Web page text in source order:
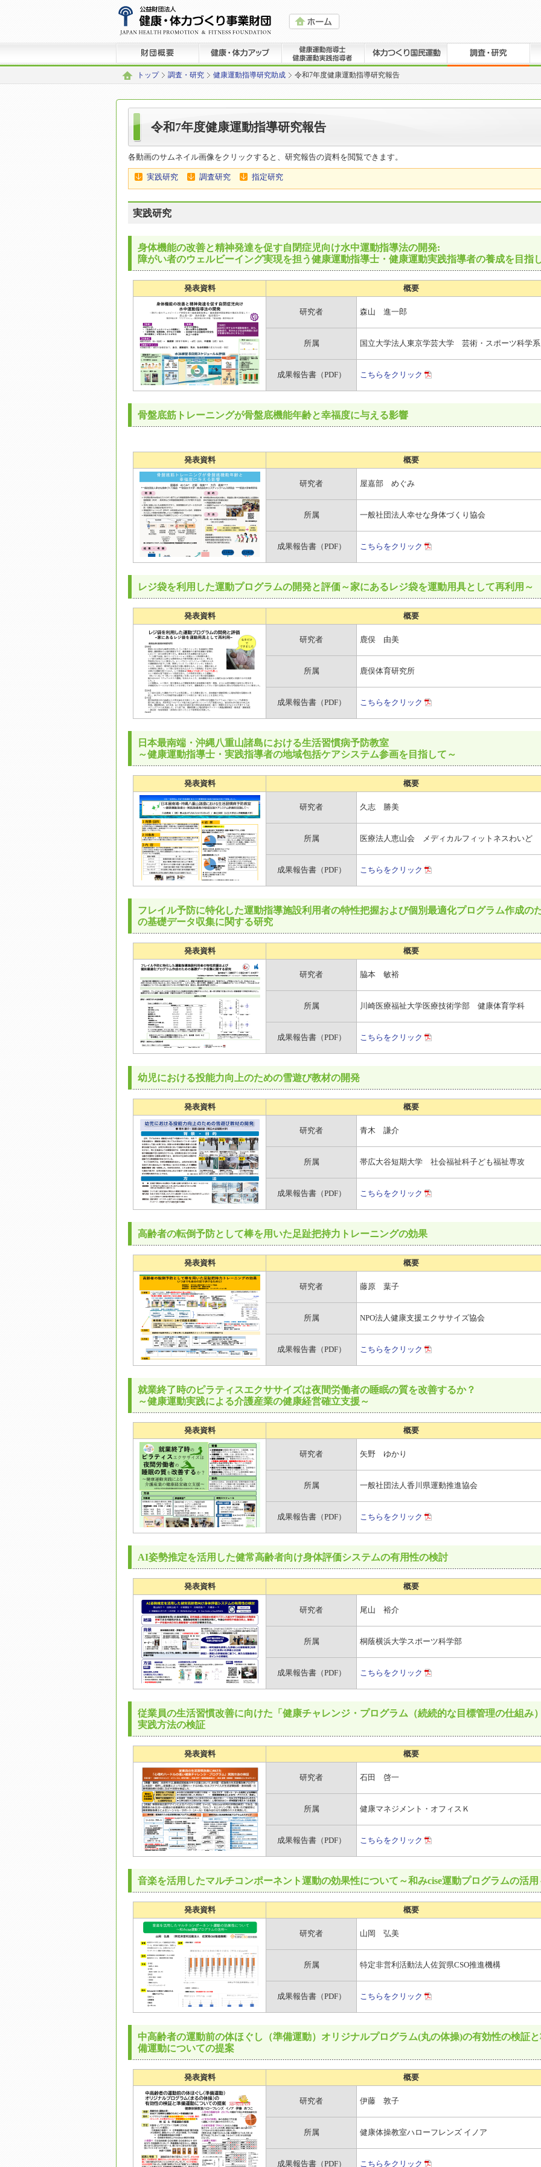
トップ 調査・研究 健康運動指導研究助成 令和7年度健康運動指導研究報告
令和7年度健康運動指導研究報告
各動画のサムネイル画像をクリックすると、研究報告の資料を閲覧できます。
実践研究 調査研究 指定研究
実践研究
身体機能の改善と精神発達を促す自閉症児向け水中運動指導法の開発:
障がい者のウェルビーイング実現を担う健康運動指導士・健康運動実践指導者の養成を目指
発表資料 概要
研究者 森山 進一郎
所属 国立大学法人東京学芸大学 芸術・スポーツ科学系
成果報告書（PDF） こちらをクリック
骨盤底筋トレーニングが骨盤底機能年齢と幸福度に与える影響
発表資料 概要
研究者 屋嘉部 めぐみ
所属 一般社団法人幸せな身体づくり協会
成果報告書（PDF） こちらをクリック
レジ袋を利用した運動プログラムの開発と評価～家にあるレジ袋を運動用具として再利用～
発表資料 概要
研究者 鹿俣 由美
所属 鹿俣体育研究所
成果報告書（PDF） こちらをクリック
日本最南端・沖縄八重山諸島における生活習慣病予防教室
～健康運動指導士・実践指導者の地域包括ケアシステム参画を目指して～
発表資料 概要
研究者 久志 勝美
所属 医療法人恵山会 メディカルフィットネスわいど
成果報告書（PDF） こちらをクリック
フレイル予防に特化した運動指導施設利用者の特性把握および個別最適化プログラム作成の
の基礎データ収集に関する研究
発表資料 概要
研究者 脇本 敏裕
所属 川崎医療福祉大学医療技術学部 健康体育学科
成果報告書（PDF） こちらをクリック
幼児における投能力向上のための雪遊び教材の開発
発表資料 概要
研究者 青木 謙介
所属 帯広大谷短期大学 社会福祉科子ども福祉専攻
成果報告書（PDF） こちらをクリック
高齢者の転倒予防として棒を用いた足趾把持力トレーニングの効果
発表資料 概要
研究者 藤原 葉子
所属 NPO法人健康支援エクササイズ協会
成果報告書（PDF） こちらをクリック
就業終了時のピラティスエクササイズは夜間労働者の睡眠の質を改善するか？
～健康運動実践による介護産業の健康経営確立支援～
発表資料 概要
研究者 矢野 ゆかり
所属 一般社団法人香川県運動推進協会
成果報告書（PDF） こちらをクリック
AI姿勢推定を活用した健常高齢者向け身体評価システムの有用性の検討
発表資料 概要
研究者 尾山 裕介
所属 桐蔭横浜大学スポーツ科学部
成果報告書（PDF） こちらをクリック
従業員の生活習慣改善に向けた「健康チャレンジ・プログラム（続続的な目標管理の仕組み
実践方法の検証
発表資料 概要
研究者 石田 啓一
所属 健康マネジメント・オフィスＫ
成果報告書（PDF） こちらをクリック
音楽を活用したマルチコンポーネント運動の効果性について～和みcise運動プログラムの活用
発表資料 概要
研究者 山岡 弘美
所属 特定非営利活動法人佐賀県CSO推進機構
成果報告書（PDF） こちらをクリック
中高齢者の運動前の体ほぐし（準備運動）オリジナルプログラム(丸の体操)の有効性の検証
備運動についての提案
発表資料 概要
研究者 伊藤 敦子
所属 健康体操教室ハローフレンズ イノア
成果報告書（PDF） こちらをクリック